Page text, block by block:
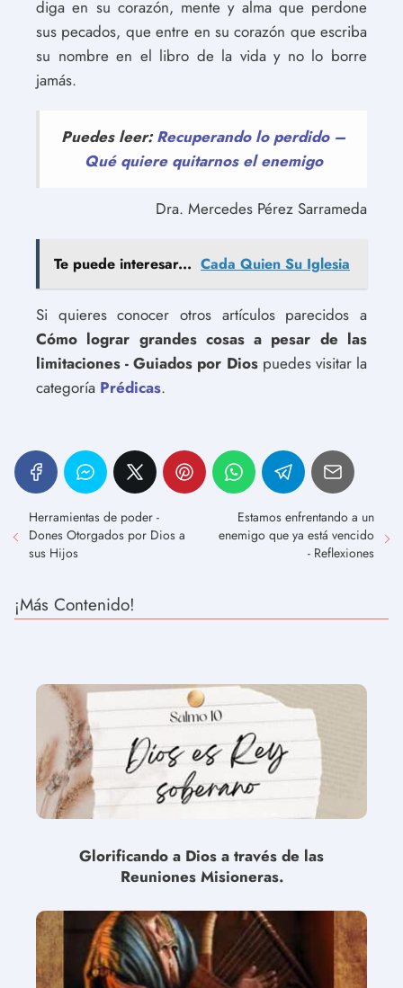
diga en su corazón, mente y alma que perdone
sus pecados, que entre en su corazón que escriba
su nombre en el libro de la vida y no lo borre
jamás.
Puedes leer:Recuperando lo perdido –
Qué quiere quitarnos el enemigo
Dra. Mercedes Pérez Sarrameda
Te puede interesar... Cada Quien Su Iglesia
Si quieres conocer otros artículos parecidos a
Cómo lograr grandes cosas a pesar de las
limitaciones - Guiados por Diospuedes visitar la
categoría Prédicas.
Herramientas de poder -
Dones Otorgados por Dios a
sus Hijos
Estamos enfrentando a un
enemigo que ya está vencido
- Reflexiones
¡Más Contenido!
Glorificando a Dios a través de las
Reuniones Misioneras.